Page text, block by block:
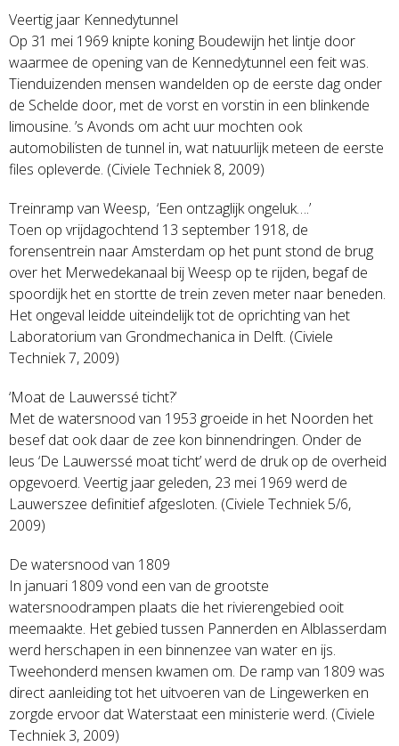
Veertig jaar Kennedytunnel
Op 31 mei 1969 knipte koning Boudewijn het lintje door
waarmee de opening van de Kennedytunnel een feit was.
Tienduizenden mensen wandelden op de eerste dag onder
de Schelde door, met de vorst en vorstin in een blinkende
limousine. ’s Avonds om acht uur mochten ook
automobilisten de tunnel in, wat natuurlijk meteen de eerste
files opleverde. (Civiele Techniek 8, 2009)
Treinramp van Weesp, ‘Een ontzaglijk ongeluk….’
Toen op vrijdagochtend 13 september 1918, de
forensentrein naar Amsterdam op het punt stond de brug
over het Merwedekanaal bij Weesp op te rijden, begaf de
spoordijk het en stortte de trein zeven meter naar beneden.
Het ongeval leidde uiteindelijk tot de oprichting van het
Laboratorium van Grondmechanica in Delft. (Civiele
Techniek 7, 2009)
‘Moat de Lauwerssé ticht?’
Met de watersnood van 1953 groeide in het Noorden het
besef dat ook daar de zee kon binnendringen. Onder de
leus ‘De Lauwerssé moat ticht’ werd de druk op de overheid
opgevoerd. Veertig jaar geleden, 23 mei 1969 werd de
Lauwerszee definitief afgesloten. (Civiele Techniek 5/6,
2009)
De watersnood van 1809
In januari 1809 vond een van de grootste
watersnoodrampen plaats die het rivierengebied ooit
meemaakte. Het gebied tussen Pannerden en Alblasserdam
werd herschapen in een binnenzee van water en ijs.
Tweehonderd mensen kwamen om. De ramp van 1809 was
direct aanleiding tot het uitvoeren van de Lingewerken en
zorgde ervoor dat Waterstaat een ministerie werd. (Civiele
Techniek 3, 2009)